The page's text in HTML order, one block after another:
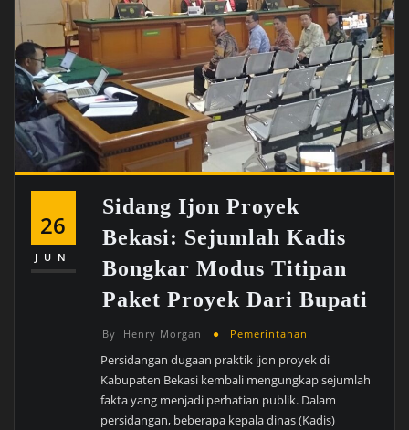
26
JUN
Sidang Ijon Proyek
Bekasi: Sejumlah Kadis
Bongkar Modus Titipan
Paket Proyek Dari Bupati
By Henry Morgan Pemerintahan
Persidangan dugaan praktik ijon proyek di
Kabupaten Bekasi kembali mengungkap sejumlah
fakta yang menjadi perhatian publik. Dalam
persidangan, beberapa kepala dinas (Kadis)